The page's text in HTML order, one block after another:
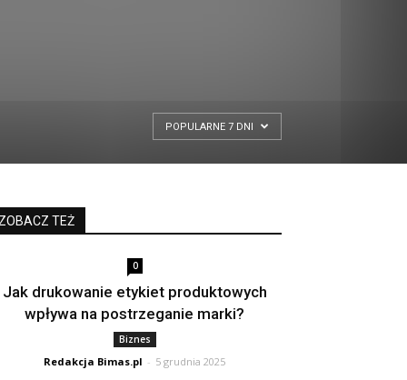
POPULARNE 7 DNI
TEŻ
0
Jak drukowanie etykiet produktowych
wpływa na postrzeganie marki?
Biznes
Redakcja Bimas.pl - 5 grudnia 2025